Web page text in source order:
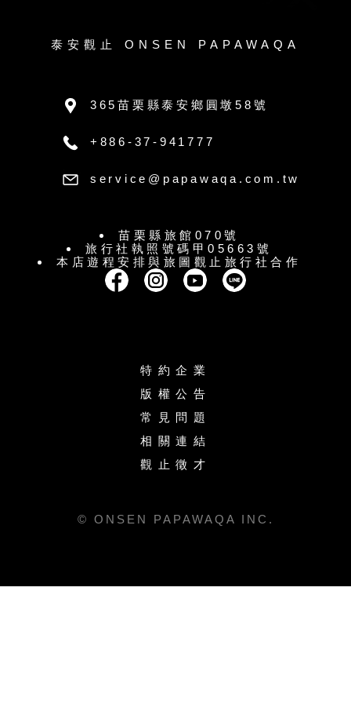
泰安觀止 ONSEN PAPAWAQA
365苗栗縣泰安鄉圓墩58號
+886-37-941777
service@papawaqa.com.tw
苗栗縣旅館070號
旅行社執照號碼甲05663號
本店遊程安排與旅圖觀止旅行社合作
特約企業
版權公告
常見問題
相關連結
觀止徵才
© ONSEN PAPAWAQA INC.